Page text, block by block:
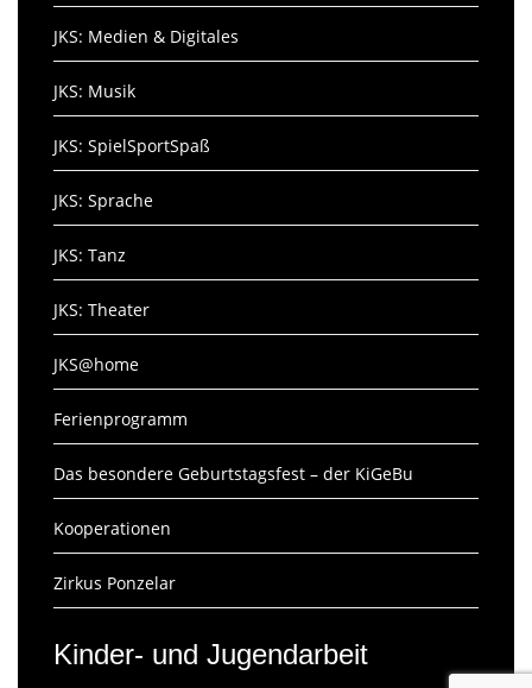
JKS: Medien & Digitales
JKS: Musik
JKS: SpielSportSpaß
JKS: Sprache
JKS: Tanz
JKS: Theater
JKS@home
Ferienprogramm
Das besondere Geburtstagsfest – der KiGeBu
Kooperationen
Zirkus Ponzelar
Kinder- und Jugendarbeit